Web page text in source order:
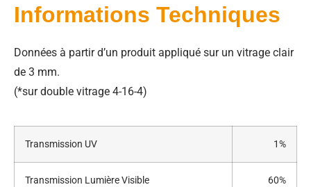
Informations Techniques
Données à partir d’un produit appliqué sur un vitrage clair
de 3 mm.
(*sur double vitrage 4-16-4)
Transmission UV 1%
Transmission Lumière Visible 60%